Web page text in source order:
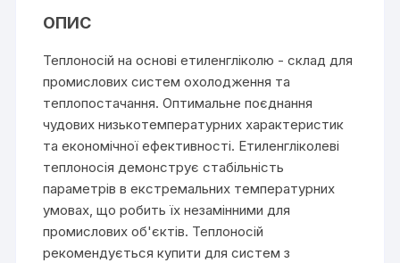
ОПИС
Теплоносій на основі етиленгліколю - склад для
промислових систем охолодження та
теплопостачання. Оптимальне поєднання
чудових низькотемпературних характеристик
та економічної ефективності. Етиленгліколеві
теплоносія демонструє стабільність
параметрів в екстремальних температурних
умовах, що робить їх незамінними для
промислових об'єктів. Теплоносій
рекомендується купити для систем з